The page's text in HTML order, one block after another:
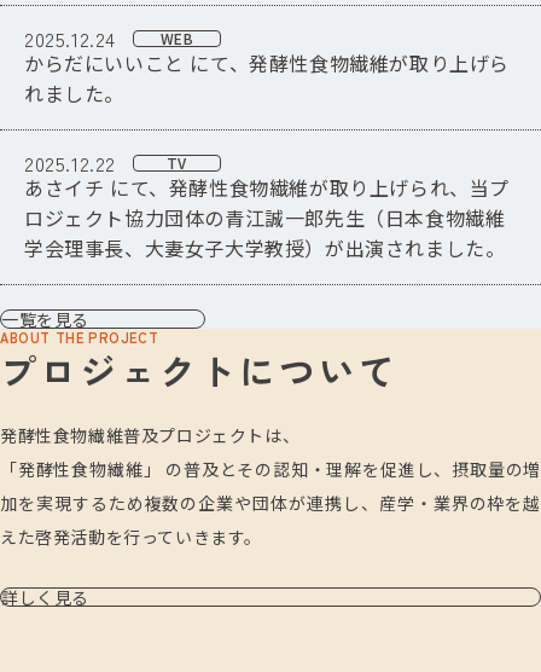
2025.12.24 WEB
からだにいいこと にて、発酵性食物繊維が取り上げら
れました。
2025.12.22 TV
あさイチ にて、発酵性食物繊維が取り上げられ、当プ
ロジェクト協力団体の青江誠一郎先生（日本食物繊維
学会理事長、大妻女子大学教授）が出演されました。
一覧を見る
ABOUT THE PROJECT
プロジェクトについて
発酵性食物繊維普及プロジェクトは、
「発酵性食物繊維」 の普及とその認知・理解を促進し、摂取量の増
加を実現するため複数の企業や団体が連携し、産学・業界の枠を越
えた啓発活動を行っていきます。
詳しく見る